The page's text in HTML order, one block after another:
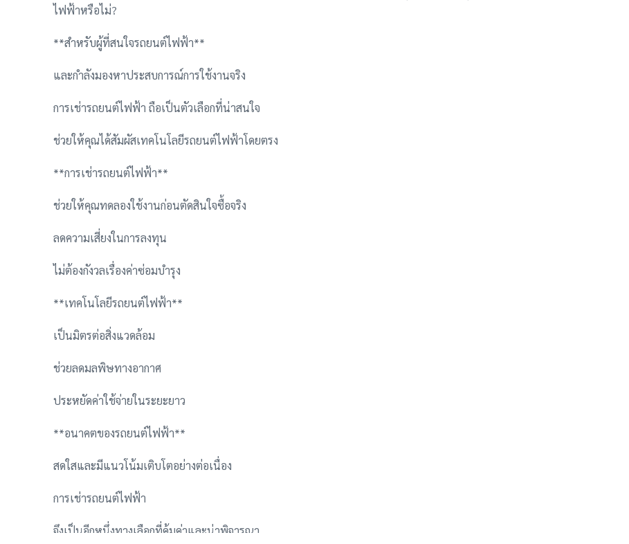
ไฟฟ้าหรือไม่?
**สำหรับผู้ที่สนใจรถยนต์ไฟฟ้า**
และกำลังมองหาประสบการณ์การใช้งานจริง
การเช่ารถยนต์ไฟฟ้า ถือเป็นตัวเลือกที่น่าสนใจ
ช่วยให้คุณได้สัมผัสเทคโนโลยีรถยนต์ไฟฟ้าโดยตรง
**การเช่ารถยนต์ไฟฟ้า**
ช่วยให้คุณทดลองใช้งานก่อนตัดสินใจซื้อจริง
ลดความเสี่ยงในการลงทุน
ไม่ต้องกังวลเรื่องค่าซ่อมบำรุง
**เทคโนโลยีรถยนต์ไฟฟ้า**
เป็นมิตรต่อสิ่งแวดล้อม
ช่วยลดมลพิษทางอากาศ
ประหยัดค่าใช้จ่ายในระยะยาว
**อนาคตของรถยนต์ไฟฟ้า**
สดใสและมีแนวโน้มเติบโตอย่างต่อเนื่อง
การเช่ารถยนต์ไฟฟ้า
จึงเป็นอีกหนึ่งทางเลือกที่คุ้มค่าและน่าพิจารณา